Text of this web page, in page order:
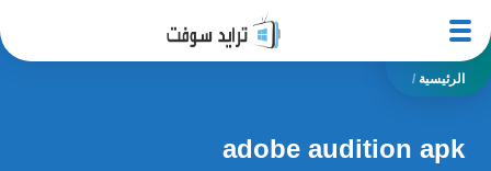
الرئيسية /
adobe audition apk